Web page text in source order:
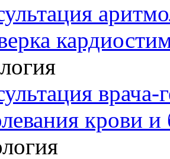
врача-
крови и